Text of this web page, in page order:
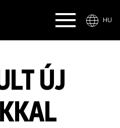
HU
ÚJ